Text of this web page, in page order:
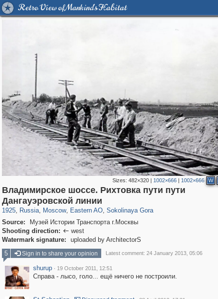
Retro View of Mankind's Habitat
Sizes:482×320 | 1002×666 | 1002×666 W
Владимирское шоссе. Рихтовка пути пути
Дангауэровской линии
1925, Russia
1,407,713 29,262
, Moscow
319,968 8,295
, Eastern AO
20,953 306
, Sokolinaya Gora
1,450
Source:
Музей Истории Транспорта г.Москвы
Shooting direction:  west
Watermark signature:
uploaded by ArchitectorS
5
Sign in to share your opinion Latest comment: 24 January 2013, 05:06
shurup · 19 October 2011, 12:51
Справа - лысо, голо... ещё ничего не построили.